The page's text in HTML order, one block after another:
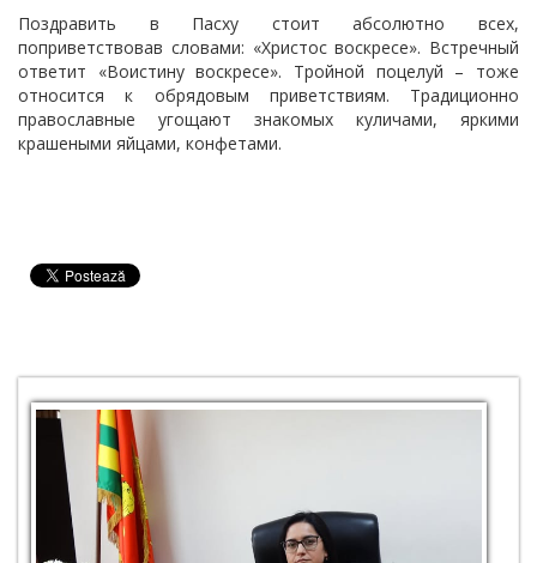
Поздравить в Пасху стоит абсолютно всех,
поприветствовав словами: «Христос воскресе». Встречный
ответит «Воистину воскресе». Тройной поцелуй – тоже
относится к обрядовым приветствиям. Традиционно
православные угощают знакомых куличами, яркими
крашеными яйцами, конфетами.